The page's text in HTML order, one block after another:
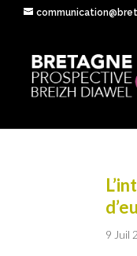
9 Juil